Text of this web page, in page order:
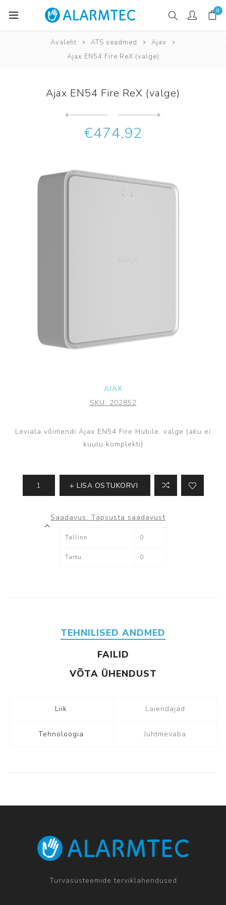
0
Avaleht ATS seadmed
Ajax
Ajax EN54 Fire ReX (valge)
Ajax EN54 Fire ReX (valge)
€474,92
AJAX
SKU: 202852
Leviala võimendi Ajax EN54 Fire Hubile, valge (aku ei
kuulu komplekti)
LISA OSTUKORVI
Saadavus: Täpsusta saadavust
Tallinn 0
Tartu 0
TEHNILISED ANDMED
FAILID
VÕTA ÜHENDUST
Liik Laiendajad
Tehnoloogia Juhtmevaba
Turvasüsteemide terviklahendused